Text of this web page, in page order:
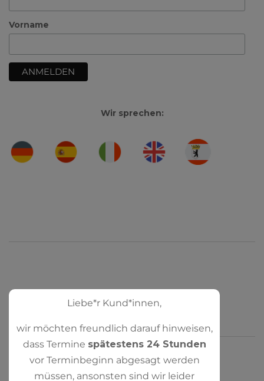
Vorname
Wir sprechen:
Liebe*r Kund*innen,
wir möchten freundlich darauf hinweisen,
dass Termine spätestens 24 Stunden
vor Terminbeginn abgesagt werden
müssen, ansonsten sind wir leider